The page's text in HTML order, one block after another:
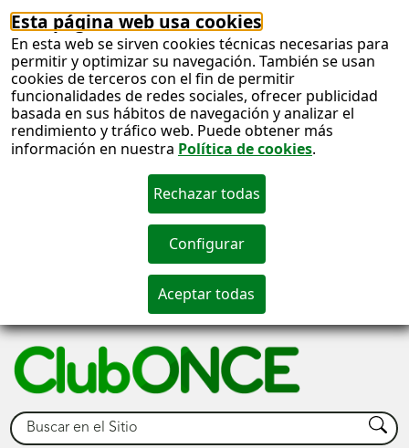
Esta página web usa cookies
En esta web se sirven cookies técnicas necesarias para
permitir y optimizar su navegación. También se usan
cookies de terceros con el fin de permitir
funcionalidades de redes sociales, ofrecer publicidad
basada en sus hábitos de navegación y analizar el
rendimiento y tráfico web. Puede obtener más
información en nuestra Política de cookies.
Buscar Buscar